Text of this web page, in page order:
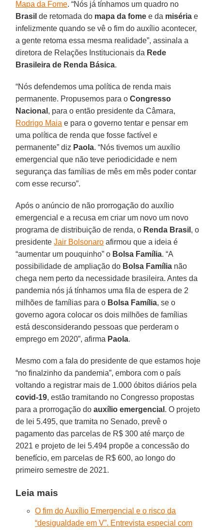
Mapa da Fome. “Nós já tínhamos um quadro no
Brasil de retomada do mapa da fome e da miséria e
infelizmente quando se vê o fim do auxílio acontecer,
a gente retoma essa mesma realidade”, assinala a
diretora de Relações Institucionais da Rede
Brasileira de Renda Básica.
“Nós defendemos uma política de renda mais
permanente. Propusemos para oCongresso
Nacional , para o então presidente da Câmara,
Rodrigo Maia e para o governo tentar e pensar em
uma política de renda que fosse factível e
permanente” diz Paola. “Nós tivemos um auxílio
emergencial que não teve periodicidade e nem
segurança das famílias de mês em mês poder contar
com esse recurso”.
Após o anúncio de não prorrogação do auxílio
emergencial e a recusa em criar um novo um novo
programa de distribuição de renda, o Renda Brasil , o
presidenteJair Bolsonaro afirmou que a ideia é
“aumentar um pouquinho” o Bolsa Família. “A
possibilidade de ampliação do Bolsa Família não
chega nem perto da necessidade brasileira. Antes da
pandemia nós já tínhamos uma fila de espera de 2
milhões de famílias para o Bolsa Família, se o
governo agora colocar os dois milhões de famílias
está desconsiderando pessoas que perderam o
emprego em 2020”, afirma Paola.
Mesmo com a fala do presidente de que estamos hoje
“no finalzinho da pandemia”, embora com o país
voltando a registrar mais de 1.000 óbitos diários pela
covid-19, estão tramitando no Congresso propostas
para a prorrogação doauxílio emergencial . O projeto
de lei 5.495, que tramita no Senado, prevê o
pagamento das parcelas de R$ 300 até março de
2021 e projeto de lei 5.494 propõe a concessão do
benefício, em parcelas de R$ 600, ao longo do
primeiro semestre de 2021.
Leia mais
O fim do Auxílio Emergencial e o risco da
“desigualdade em V”. Entrevista especial com